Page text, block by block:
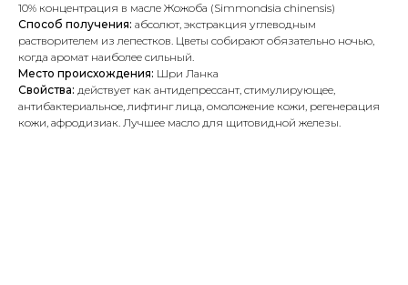
10% концентрация в масле Жожоба (Simmondsia chinensis)
Способ получения: абсолют, экстракция углеводным
растворителем из лепестков. Цветы собирают обязательно ночью,
когда аромат наиболее сильный.
Место происхождения: Шри Ланка
Свойства: действует как антидепрессант, стимулирующее,
антибактериальное, лифтинг лица, омоложение кожи, регенерация
кожи, афродизиак. Лучшее масло для щитовидной железы.